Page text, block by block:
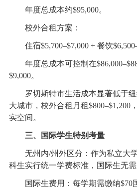
年度总成本约$95,000。
校外合租方案：
住宿$5,700–$7,000 + 餐饮
年度总成本可控制在
$9,000。
罗切斯特市生活成本显著低于纽
大城市，校外合租月租$800–$1,200
实空间。
三、国际学生特别考量
无州内/州外区分：作为私立大学
科生实行统一学费标准，国际生无
国际生费用：每学期需缴纳$70